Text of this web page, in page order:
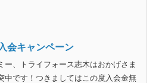
会キャンペーン
ー、トライフォース志木はおかげさま
中です！つきましてはこの度入会金無